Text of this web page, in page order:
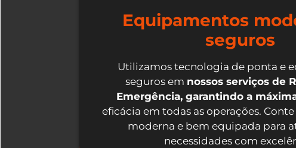
Equipamentos
seguros
Utilizamos tecnologia de ponta e
seguros em nossos serviços de
Emergência, garantindo a
eficácia em todas as operações.
moderna e bem equipada para
necessidades com